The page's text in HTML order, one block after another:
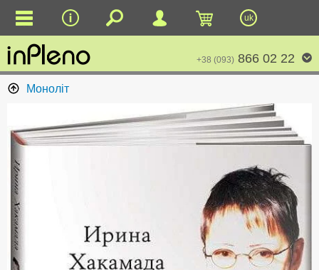
uk
+38 (093) 866 02 22
Моноліт